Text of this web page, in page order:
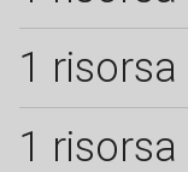
1 risorsa
1 risorsa